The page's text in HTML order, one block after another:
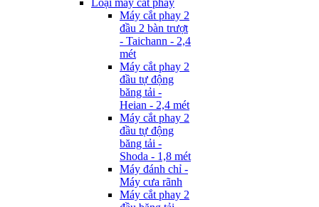
Loại máy cắt phay
Máy cắt phay 2
đầu 2 bàn trượt
- Taichann - 2,4
mét
Máy cắt phay 2
đầu tự động
băng tải -
Heian - 2,4 mét
Máy cắt phay 2
đầu tự động
băng tải -
Shoda - 1,8 mét
Máy đánh chỉ -
Máy cưa rãnh
Máy cắt phay 2